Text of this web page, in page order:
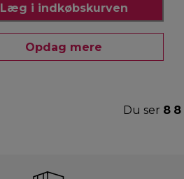
Læg i indkøbskurven
Opdag mere
Du ser 8 8